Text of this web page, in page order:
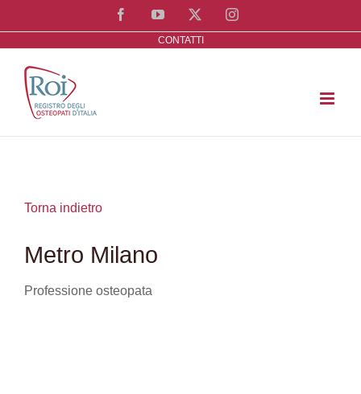
contenuto
FacebookYouTube Instagram
CONTATTI
Torna indietro
Metro Milano
Professione osteopata